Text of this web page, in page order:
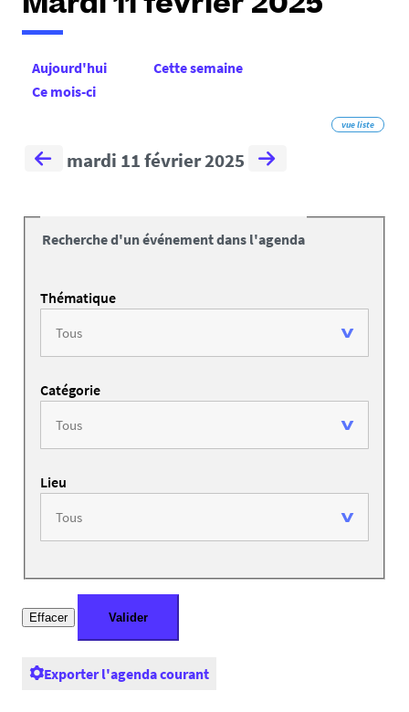
Mardi 11 février 2025
Aujourd'hui
Cette semaine
Ce mois-ci
vue liste
mardi 11 février 2025
Recherche d'un événement dans l'agenda
Thématique
Catégorie
Lieu
Exporter l'agenda courant